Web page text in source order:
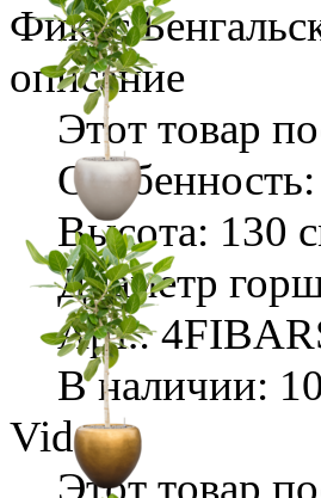
Фикус
описание
Этот товар
Особенность:
Высота: 130
Диаметр
Арт.:
В наличии:
Video
Этот товар